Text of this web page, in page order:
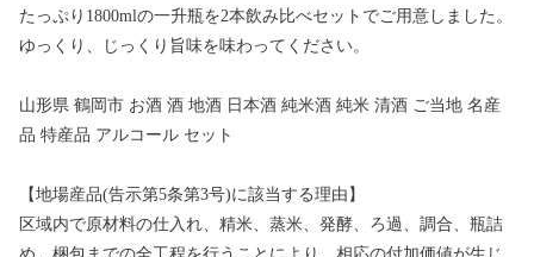
たっぷり1800mlの一升瓶を2本飲み比べセットでご用意しました。
ゆっくり、じっくり旨味を味わってください。
山形県 鶴岡市 お酒 酒 地酒 日本酒 純米酒 純米 清酒 ご当地 名産
品 特産品 アルコール セット
【地場産品(告示第5条第3号)に該当する理由】
区域内で原材料の仕入れ、精米、蒸米、発酵、ろ過、調合、瓶詰